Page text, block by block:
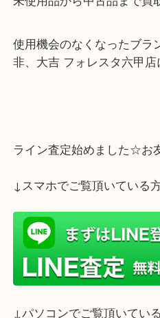
神戸市灘区・東灘区の皆
大吉 フォレスタ六甲店